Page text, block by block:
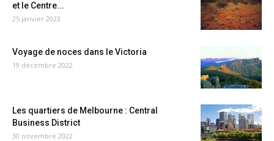
et le Centre...
25 janvier 2023
Voyage de noces dans le Victoria
19 décembre 2022
Les quartiers de Melbourne : Central
Business District
30 novembre 2022